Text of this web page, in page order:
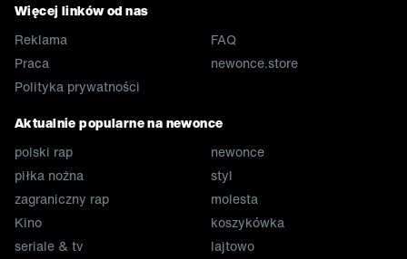
Więcej linków od nas
Reklama
Praca
Polityka prywatności
FAQ
newonce.store
Aktualnie popularne na newonce
polski rap
piłka nożna
zagraniczny rap
Kino
seriale & tv
newonce
styl
molesta
koszykówka
lajtowo